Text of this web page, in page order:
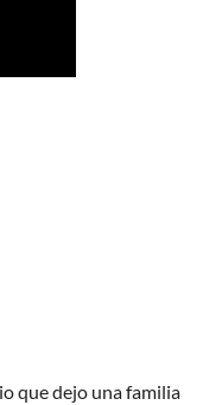
que dejo una familia